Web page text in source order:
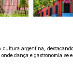
cultura argentina,
dança e gastronomia